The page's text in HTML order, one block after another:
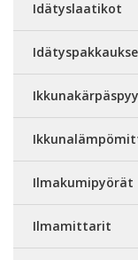
Idätyslaatikot
Ilmakumipyörät
Ilmamittarit